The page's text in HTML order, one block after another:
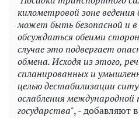
километровой зоне
может быть безопасной и
обсуждаться обеими
случае это подвергает
обмена. Исходя из этого,
спланированных и
целью дестабилизации
ослабления международной
государства", - добавляют